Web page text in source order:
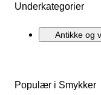
Underkategorier
Antikke og
Populær i Smykker